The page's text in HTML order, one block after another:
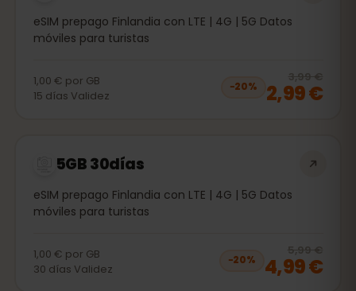
eSIM prepago Finlandia con LTE | 4G | 5G Datos
móviles para turistas
1,00 € por GB
15 días Validez
−20%
3,99 €
2,99 €
5GB 30días
eSIM prepago Finlandia con LTE | 4G | 5G Datos
móviles para turistas
1,00 € por GB
30 días Validez
−20%
5,99 €
4,99 €